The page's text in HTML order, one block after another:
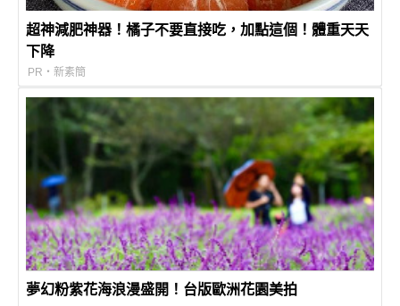
超神減肥神器！橘子不要直接吃，加點這個！體重天天
下降
PR・新素簡
夢幻粉紫花海浪漫盛開！台版歐洲花園美拍